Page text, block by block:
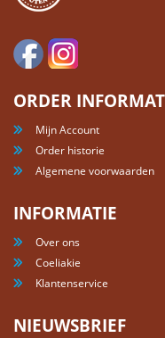
ORDER
Mijn Account
Order historie
Algemene voorwaarden
INFORMATIE
Over ons
Coeliakie
Klantenservice
NIEUWSBRIEF